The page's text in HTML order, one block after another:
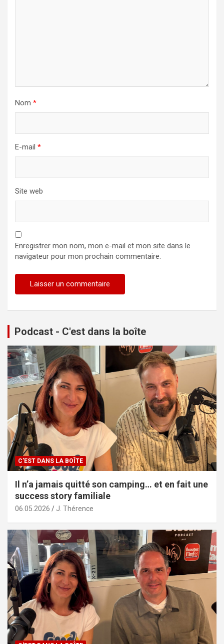
Nom *
E-mail *
Site web
Enregistrer mon nom, mon e-mail et mon site dans le
navigateur pour mon prochain commentaire.
Podcast - C'est dans la boîte
C'EST DANS LA BOÎTE
Il n’a jamais quitté son camping… et en fait une
success story familiale
06.05.2026 J. Thérence